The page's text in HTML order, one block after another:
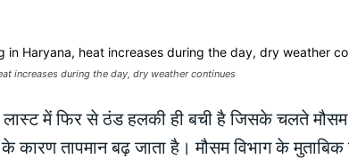
increases during the day, dry weather continues
लास्ट में फिर से ठंड हलकी ही बची है जिसके चलते
तापमान बढ़ जाता है। मौसम विभाग के